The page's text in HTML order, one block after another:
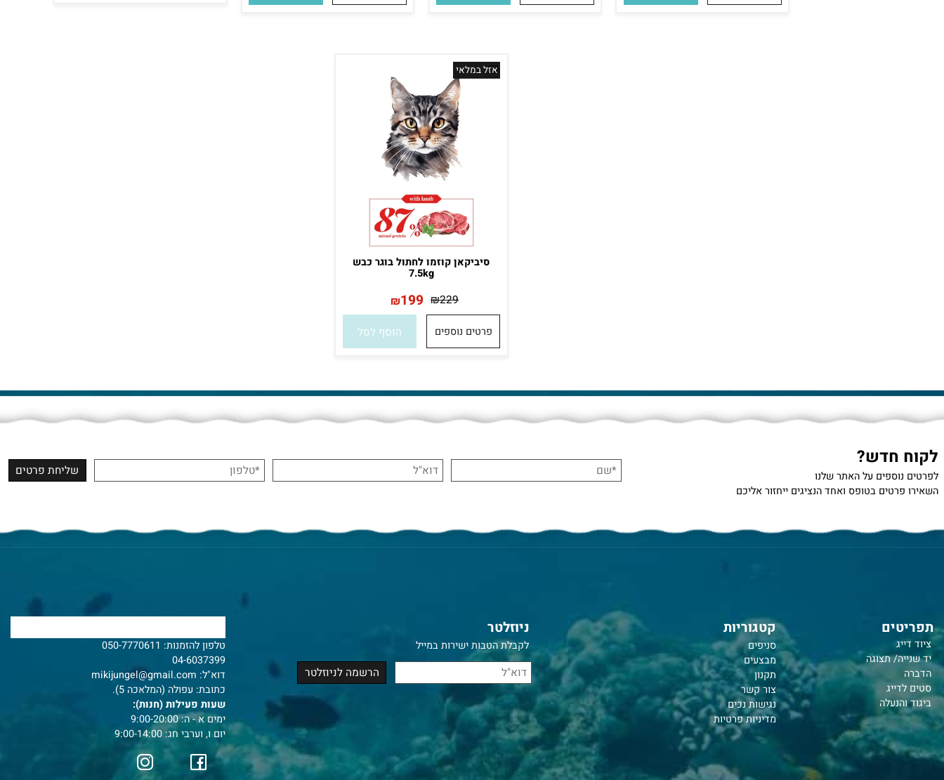
סיביקאן קוזמו לחתול בוגר כבש
7.5kg
₪229
₪ 199
על האתר שלנו
תצוגה
קטגוריות
סניפים
מבצעים
צור קשר
נגישות נכים
ניוזלטר
לקבלת הטבות ישירות במייל
צרו איתנו קשר
טלפון להזמנות:050-7770611
04-6037399
דוא"ל: mikijungel@gmail.com
כתובת: עפולה (המלאכה 5).
שעות פעילות (חנות):